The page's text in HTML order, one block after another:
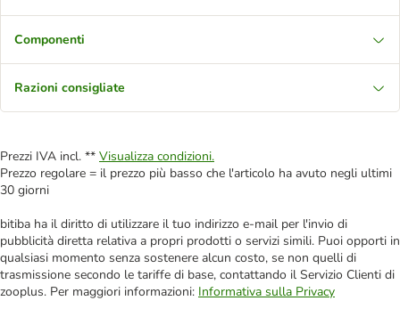
Componenti
Razioni consigliate
Prezzi IVA incl. ** Visualizza condizioni.
Prezzo regolare = il prezzo più basso che l'articolo ha avuto negli ultimi
30 giorni
bitiba ha il diritto di utilizzare il tuo indirizzo e-mail per l'invio di
pubblicità diretta relativa a propri prodotti o servizi simili. Puoi opporti in
qualsiasi momento senza sostenere alcun costo, se non quelli di
trasmissione secondo le tariffe di base, contattando il Servizio Clienti di
zooplus. Per maggiori informazioni: Informativa sulla Privacy